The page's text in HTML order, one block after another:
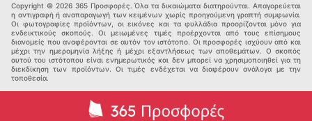
Copyright © 2026 365 Προσφορές. Όλα τα δικαιώματα διατηρούνται. Απαγορεύεται
η αντιγραφή ή αναπαραγωγή των κειμένων χωρίς προηγούμενη γραπτή συμφωνία.
Οι φωτογραφίες προϊόντων, οι εικόνες και τα φυλλάδια προορίζονται μόνο για
ενδεικτικούς σκοπούς. Οι μειωμένες τιμές προέρχονται από τους επίσημους
διανομείς που αναφέρονται σε αυτόν τον ιστότοπο. Οι προσφορές ισχύουν από και
μέχρι την ημερομηνία λήξης ή μέχρι εξαντλήσεως των αποθεμάτων. Ο σκοπός
αυτού του ιστότοπου είναι ενημερωτικός και δεν μπορεί να χρησιμοποιηθεί για τη
διεκδίκηση των προϊόντων. Οι τιμές ενδέχεται να διαφέρουν ανάλογα με την
τοποθεσία.